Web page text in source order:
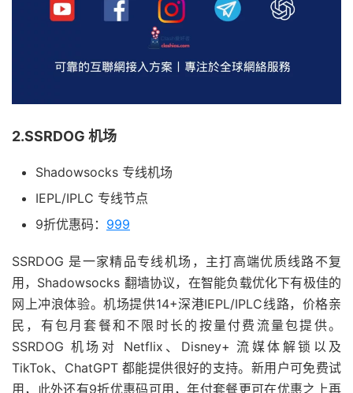
2.SSRDOG 机场
Shadowsocks 专线机场
IEPL/IPLC 专线节点
9折优惠码： 999
SSRDOG 是一家精品专线机场，主打高端优质线路不复
用，Shadowsocks 翻墙协议，在智能负载优化下有极佳的
网上冲浪体验。机场提供14+深港IEPL/IPLC线路，价格亲
民，有包月套餐和不限时长的按量付费流量包提供。
SSRDOG 机场对 Netflix、Disney+ 流媒体解锁以及
TikTok、ChatGPT 都能提供很好的支持。新用户可免费试
用，此外还有9折优惠码可用，年付套餐更可在优惠之上再